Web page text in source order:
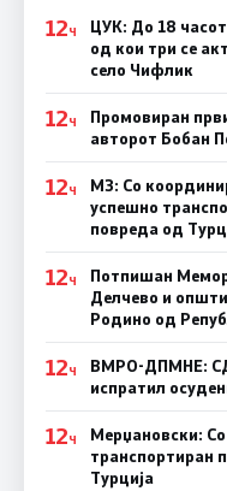
12Ч
ЦУК: До 18
од кои три се
село Чифлик
12Ч
Промовиран
авторот Бобан
12Ч
МЗ: Со
успешно
повреда од
12Ч
Потпишан
Делчево и
Родино од
12Ч
ВМРО-ДПМНЕ:
испратил
12Ч
Мерџановски:
транспортиран
Турција